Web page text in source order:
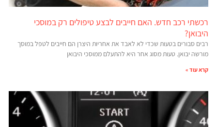
רכשתי רכב חדש. האם חייבים לבצע טיפולים רק במוסכי
היבואן?
רבים סבורים בטעות שכדי לא לאבד את אחריות היצרן הם חייבים לטפל במוסך
מורשה יבואן. טעות מסוג אחר היא להתעלם ממוסכי היבואן
קרא עוד »